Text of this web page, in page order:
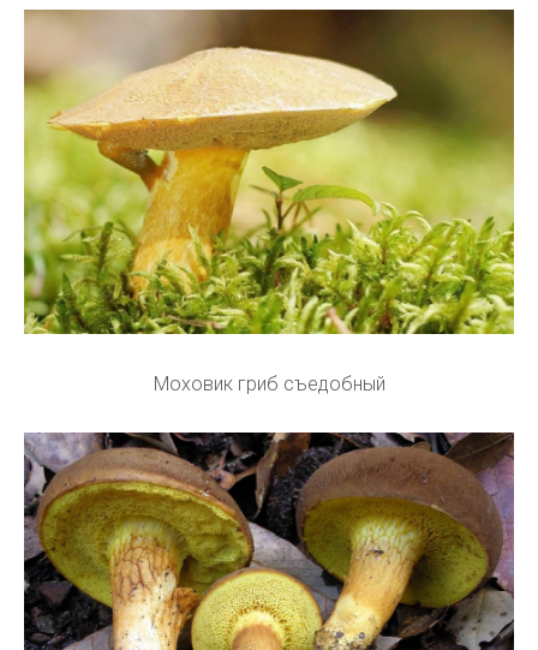
Моховик гриб съедобный